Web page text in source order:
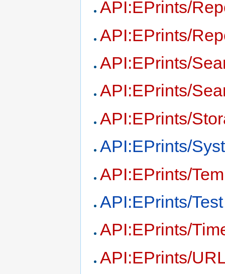
API:EPrints/
API:EPrints/
API:EPrints/
API:EPrints/
API:EPrints/
API:EPrints/
API:EPrints/
API:EPrints/Test
API:EPrints/
API:EPrints/